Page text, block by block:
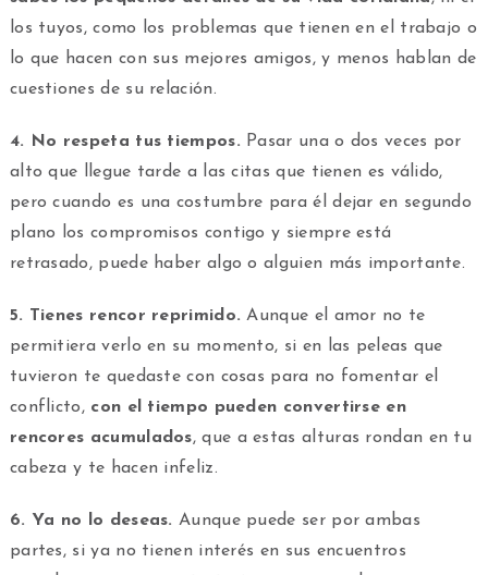
los tuyos, como los problemas que tienen en el trabajo o
lo que hacen con sus mejores amigos, y menos hablan de
cuestiones de su relación.
4. No respeta tus tiempos. Pasar una o dos veces por
alto que llegue tarde a las citas que tienen es válido,
pero cuando es una costumbre para él dejar en segundo
plano los compromisos contigo y siempre está
retrasado, puede haber algo o alguien más importante.
5. Tienes rencor reprimido. Aunque el amor no te
permitiera verlo en su momento, si en las peleas que
tuvieron te quedaste con cosas para no fomentar el
conflicto, con el tiempo pueden convertirse en
rencores acumulados, que a estas alturas rondan en tu
cabeza y te hacen infeliz.
6. Ya no lo deseas. Aunque puede ser por ambas
partes, si ya no tienen interés en sus encuentros